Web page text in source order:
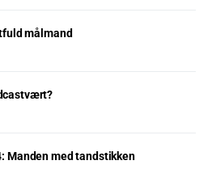
målmand
med tandstikken